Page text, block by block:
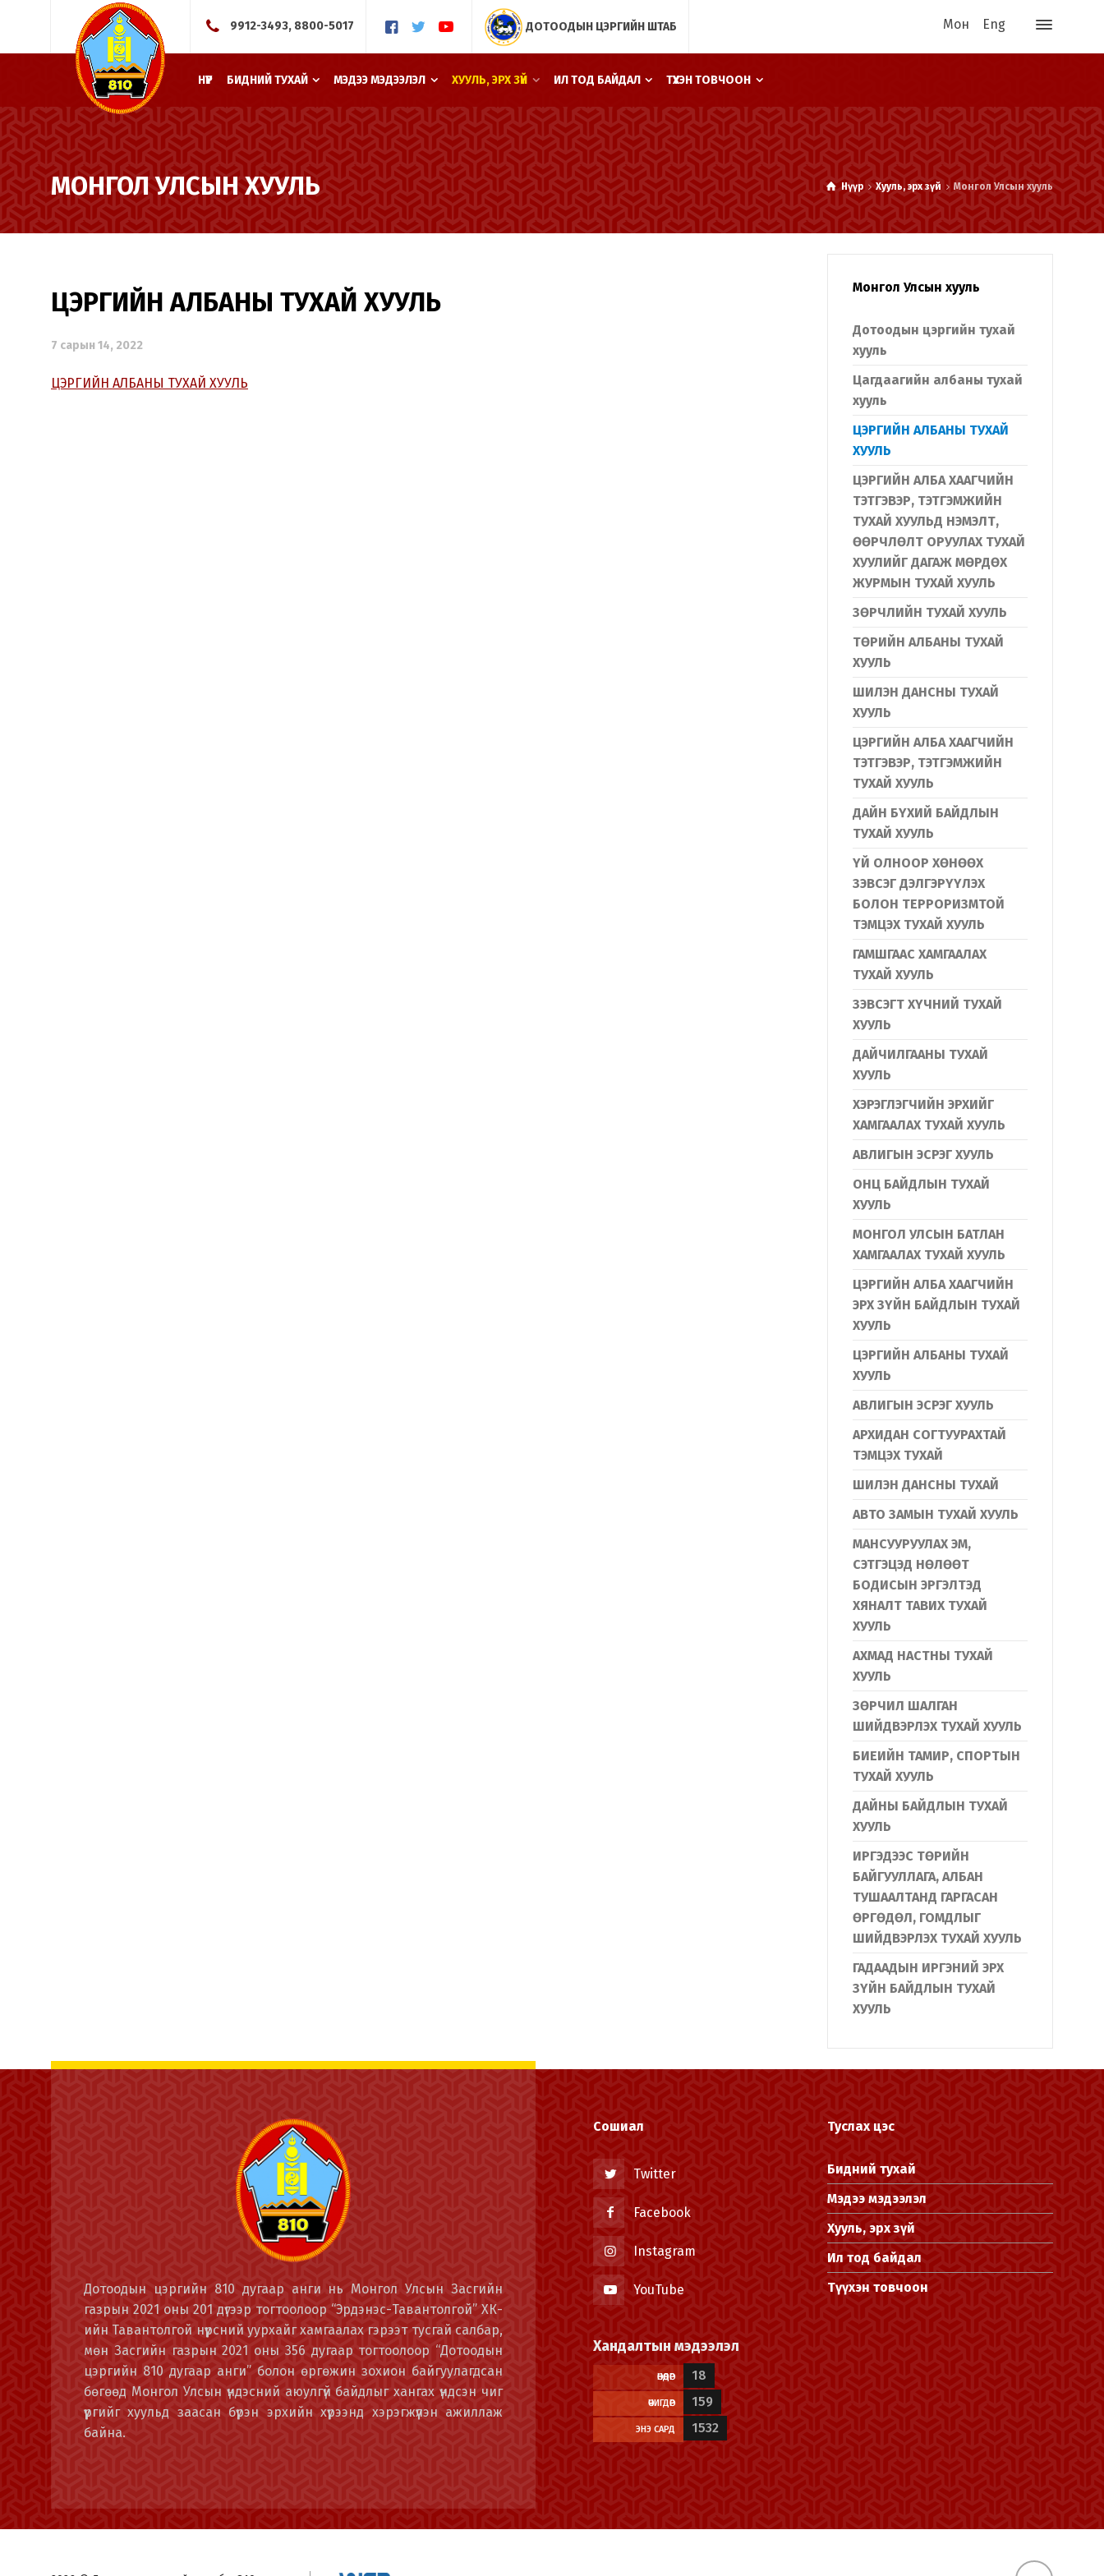
9912-3493, 8800-5017 ДОТООДЫН ЦЭРГИЙН ШТАБ Мон Eng
НҮҮР БИДНИЙ ТУХАЙ МЭДЭЭ МЭДЭЭЛЭЛ ХУУЛЬ, ЭРХ ЗҮЙ ИЛ ТОД БАЙДАЛ ТҮҮХЭН ТОВЧООН
МОНГОЛ УЛСЫН ХУУЛЬ Нүүр Хууль, эрх зүй Монгол Улсын хууль
ЦЭРГИЙН АЛБАНЫ ТУХАЙ ХУУЛЬ
7 сарын 14, 2022
ЦЭРГИЙН АЛБАНЫ ТУХАЙ ХУУЛЬ
Монгол Улсын хууль
Дотоодын цэргийн тухай
хууль
Цагдаагийн албаны тухай
хууль
ЦЭРГИЙН АЛБАНЫ ТУХАЙ
ХУУЛЬ
ЦЭРГИЙН АЛБА ХААГЧИЙН
ТЭТГЭВЭР, ТЭТГЭМЖИЙН
ТУХАЙ ХУУЛЬД НЭМЭЛТ,
ӨӨРЧЛӨЛТ ОРУУЛАХ ТУХАЙ
ХУУЛИЙГ ДАГАЖ МӨРДӨХ
ЖУРМЫН ТУХАЙ ХУУЛЬ
ЗӨРЧЛИЙН ТУХАЙ ХУУЛЬ
ТӨРИЙН АЛБАНЫ ТУХАЙ
ХУУЛЬ
ШИЛЭН ДАНСНЫ ТУХАЙ
ХУУЛЬ
ЦЭРГИЙН АЛБА ХААГЧИЙН
ТЭТГЭВЭР, ТЭТГЭМЖИЙН
ТУХАЙ ХУУЛЬ
ДАЙН БҮХИЙ БАЙДЛЫН
ТУХАЙ ХУУЛЬ
ҮЙ ОЛНООР ХӨНӨӨХ
ЗЭВСЭГ ДЭЛГЭРҮҮЛЭХ
БОЛОН ТЕРРОРИЗМТОЙ
ТЭМЦЭХ ТУХАЙ ХУУЛЬ
ГАМШГААС ХАМГААЛАХ
ТУХАЙ ХУУЛЬ
ЗЭВСЭГТ ХҮЧНИЙ ТУХАЙ
ХУУЛЬ
ДАЙЧИЛГААНЫ ТУХАЙ
ХУУЛЬ
ХЭРЭГЛЭГЧИЙН ЭРХИЙГ
ХАМГААЛАХ ТУХАЙ ХУУЛЬ
АВЛИГЫН ЭСРЭГ ХУУЛЬ
ОНЦ БАЙДЛЫН ТУХАЙ
ХУУЛЬ
МОНГОЛ УЛСЫН БАТЛАН
ХАМГААЛАХ ТУХАЙ ХУУЛЬ
ЦЭРГИЙН АЛБА ХААГЧИЙН
ЭРХ ЗҮЙН БАЙДЛЫН ТУХАЙ
ХУУЛЬ
ЦЭРГИЙН АЛБАНЫ ТУХАЙ
ХУУЛЬ
АВЛИГЫН ЭСРЭГ ХУУЛЬ
АРХИДАН СОГТУУРАХТАЙ
ТЭМЦЭХ ТУХАЙ
ШИЛЭН ДАНСНЫ ТУХАЙ
АВТО ЗАМЫН ТУХАЙ ХУУЛЬ
МАНСУУРУУЛАХ ЭМ,
СЭТГЭЦЭД НӨЛӨӨТ
БОДИСЫН ЭРГЭЛТЭД
ХЯНАЛТ ТАВИХ ТУХАЙ
ХУУЛЬ
АХМАД НАСТНЫ ТУХАЙ
ХУУЛЬ
ЗӨРЧИЛ ШАЛГАН
ШИЙДВЭРЛЭХ ТУХАЙ ХУУЛЬ
БИЕИЙН ТАМИР, СПОРТЫН
ТУХАЙ ХУУЛЬ
ДАЙНЫ БАЙДЛЫН ТУХАЙ
ХУУЛЬ
ИРГЭДЭЭС ТӨРИЙН
БАЙГУУЛЛАГА, АЛБАН
ТУШААЛТАНД ГАРГАСАН
ӨРГӨДӨЛ, ГОМДЛЫГ
ШИЙДВЭРЛЭХ ТУХАЙ ХУУЛЬ
ГАДААДЫН ИРГЭНИЙ ЭРХ
ЗҮЙН БАЙДЛЫН ТУХАЙ
ХУУЛЬ
Дотоодын цэргийн 810 дугаар анги нь Монгол Улсын Засгийн
газрын 2021 оны 201 дүгээр тогтоолоор “Эрдэнэс-Тавантолгой” ХК-
ийн Тавантолгой нүүрсний уурхайг хамгаалах гэрээт тусгай салбар,
мөн Засгийн газрын 2021 оны 356 дугаар тогтоолоор “Дотоодын
цэргийн 810 дугаар анги” болон өргөжин зохион байгуулагдсан
бөгөөд Монгол Улсын үндэсний аюулгүй байдлыг хангах үндсэн чиг
үүргийг хуульд заасан бүрэн эрхийн хүрээнд хэрэгжүүлэн ажиллаж
байна.
Сошиал
Twitter
Facebook
Instagram
YouTube
Хандалтын мэдээлэл
ӨНӨӨДӨР 18
ӨЧИГДӨР 159
ЭНЭ САРД 1532
Туслах цэс
Бидний тухай
Мэдээ мэдээлэл
Хууль, эрх зүй
Ил тод байдал
Түүхэн товчоон